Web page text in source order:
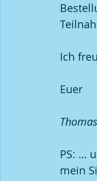
Ich
Euer
PS: …
mein